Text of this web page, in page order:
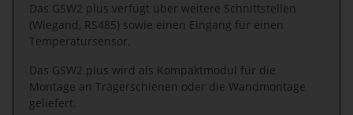
Das GSW2 plus verfügt über weitere Schnittstellen
(Wiegand, RS485) sowie einen Eingang für einen
Temperatursensor.
Das GSW2 plus wird als Kompaktmodul für die
Montage an Trägerschienen oder die Wandmontage
geliefert.